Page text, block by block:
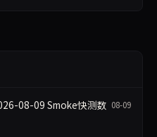
08-09 Smoke快测数 08-09